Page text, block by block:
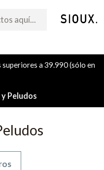
superiores a 39.990 (sólo en
y Peludos